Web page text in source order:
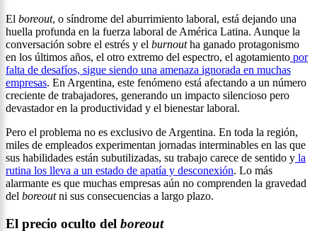
El boreout, o síndrome del aburrimiento laboral, está dejando una
huella profunda en la fuerza laboral de América Latina. Aunque la
conversación sobre el estrés y el burnoutha ganado protagonismo
en los últimos años, el otro extremo del espectro, el agotamiento por
falta de desafíos, sigue siendo una amenaza ignorada en muchas
empresas. En Argentina, este fenómeno está afectando a un número
creciente de trabajadores, generando un impacto silencioso pero
devastador en la productividad y el bienestar laboral.
Pero el problema no es exclusivo de Argentina. En toda la región,
miles de empleados experimentan jornadas interminables en las que
sus habilidades están subutilizadas, su trabajo carece de sentido y la
rutina los lleva a un estado de apatía y desconexión. Lo más
alarmante es que muchas empresas aún no comprenden la gravedad
del boreoutni sus consecuencias a largo plazo.
El precio oculto del boreout